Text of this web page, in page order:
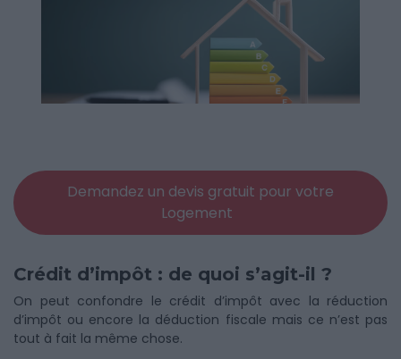
Demandez un devis gratuit pour votre
Logement
Crédit d’impôt : de quoi s’agit-il ?
On peut confondre le crédit d’impôt avec la réduction
d’impôt ou encore la déduction fiscale mais ce n’est pas
tout à fait la même chose.